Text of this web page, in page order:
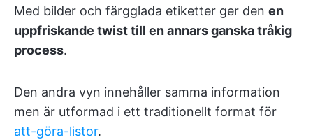
Med bilder och färgglada etiketter ger den en
uppfriskande twist till en annars ganska tråkig
process.
Den andra vyn innehåller samma information
men är utformad i ett traditionellt format för
att-göra-listor.